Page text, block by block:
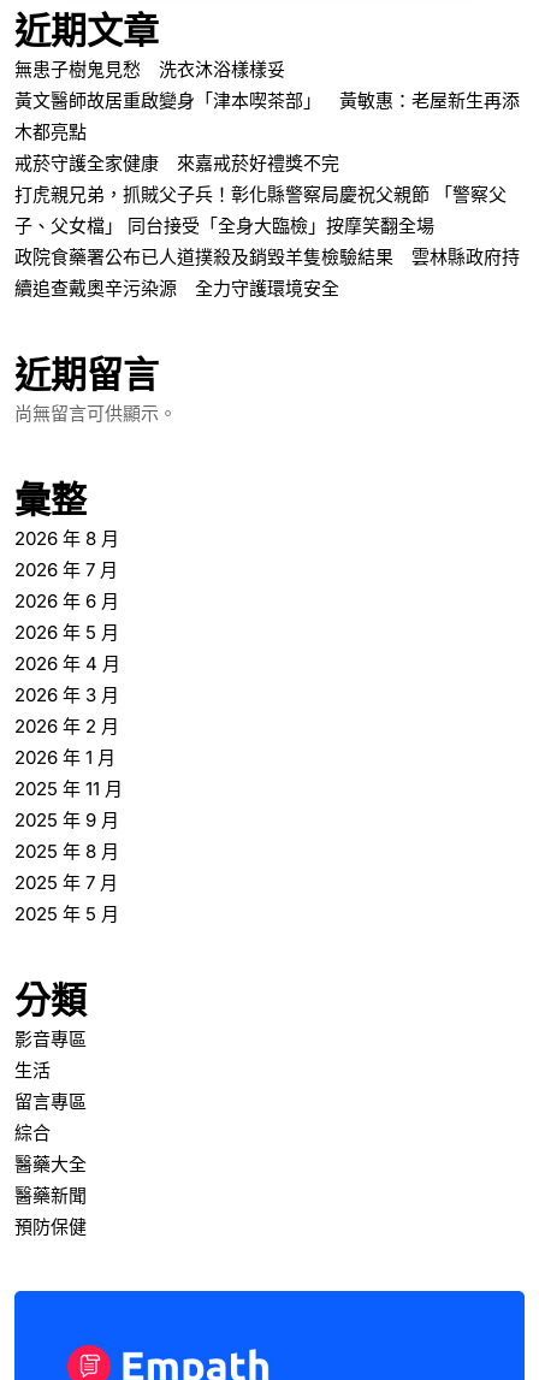
近期文章
無患子樹鬼見愁 洗衣沐浴樣樣妥
黃文醫師故居重啟變身「津本喫茶部」 黃敏惠：老屋新生再添
木都亮點
戒菸守護全家健康 來嘉戒菸好禮獎不完
打虎親兄弟，抓賊父子兵！彰化縣警察局慶祝父親節 「警察父
子、父女檔」 同台接受「全身大臨檢」按摩笑翻全場
政院食藥署公布已人道撲殺及銷毀羊隻檢驗結果 雲林縣政府持
續追查戴奧辛污染源 全力守護環境安全
近期留言
尚無留言可供顯示。
彙整
2026 年 8 月
2026 年 7 月
2026 年 6 月
2026 年 5 月
2026 年 4 月
2026 年 3 月
2026 年 2 月
2026 年 1 月
2025 年 11 月
2025 年 9 月
2025 年 8 月
2025 年 7 月
2025 年 5 月
分類
影音專區
生活
留言專區
綜合
醫藥大全
醫藥新聞
預防保健